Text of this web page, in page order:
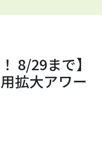
8/29まで】
拡大アワー